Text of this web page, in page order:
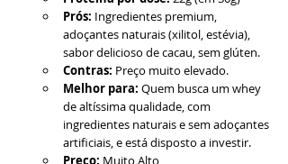
Prós: Ingredientes premium,
adoçantes naturais (xilitol, estévia),
sabor delicioso de cacau, sem glúten.
Contras: Preço muito elevado.
Melhor para: Quem busca um whey
de altíssima qualidade, com
ingredientes naturais e sem adoçantes
artificiais, e está disposto a investir.